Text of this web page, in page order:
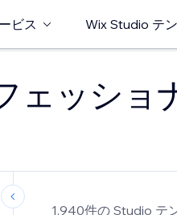
ビス Wix Studio テ
ェッショ
1,940件の Studio テ